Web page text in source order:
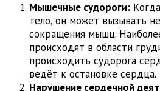
Мышечные судороги:
тело, он может вызывать
сокращения мышц.
происходят в области
происходить судорога
ведёт к остановке сердца.
Нарушение сердечной